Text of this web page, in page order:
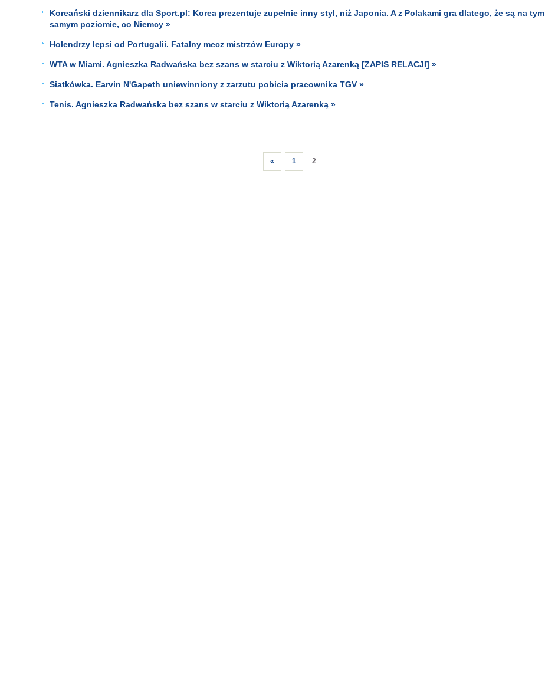
Koreański dziennikarz dla Sport.pl: Korea prezentuje zupełnie inny styl, niż Japonia. A z Polakami gra dlatego, że są na tym
samym poziomie, co Niemcy »
Holendrzy lepsi od Portugalii. Fatalny mecz mistrzów Europy »
WTA w Miami. Agnieszka Radwańska bez szans w starciu z Wiktorią Azarenką [ZAPIS RELACJI] »
Siatkówka. Earvin N'Gapeth uniewinniony z zarzutu pobicia pracownika TGV »
Tenis. Agnieszka Radwańska bez szans w starciu z Wiktorią Azarenką »
« 1 2